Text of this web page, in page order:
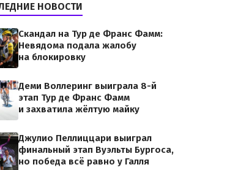
НОВОСТИ
Скандал на Тур де Франс Фамм:
Невядома подала жалобу
на блокировку
Деми Воллеринг выиграла 8-й
этап Тур де Франс Фамм
и захватила жёлтую майку
Джулио Пеллиццари выиграл
финальный этап Вуэльты Бургоса,
но победа всё равно у Галля